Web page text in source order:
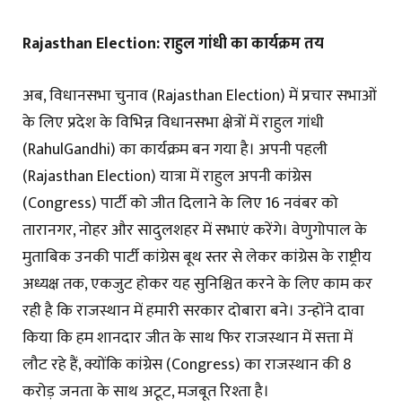
Rajasthan Election: राहुल गांधी का कार्यक्रम तय
अब, विधानसभा चुनाव (Rajasthan Election) में प्रचार सभाओं
के लिए प्रदेश के विभिन्न विधानसभा क्षेत्रों में राहुल गांधी
(RahulGandhi) का कार्यक्रम बन गया है। अपनी पहली
(Rajasthan Election) यात्रा में राहुल अपनी कांग्रेस
(Congress) पार्टी को जीत दिलाने के लिए 16 नवंबर को
तारानगर, नोहर और सादुलशहर में सभाएं करेंगे। वेणुगोपाल के
मुताबिक उनकी पार्टी कांग्रेस बूथ स्तर से लेकर कांग्रेस के राष्ट्रीय
अध्यक्ष तक, एकजुट होकर यह सुनिश्चित करने के लिए काम कर
रही है कि राजस्थान में हमारी सरकार दोबारा बने। उन्होंने दावा
किया कि हम शानदार जीत के साथ फिर राजस्थान में सत्ता में
लौट रहे हैं, क्योंकि कांग्रेस (Congress) का राजस्थान की 8
करोड़ जनता के साथ अटूट, मजबूत रिश्ता है।